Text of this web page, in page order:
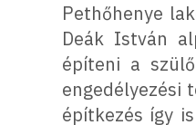
Pethőhenye
Deák István
építeni a
engedélyezési
építkezés így